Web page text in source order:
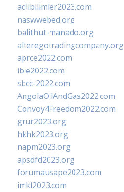
adlibilimler2023.com
naswwebed.org
balithut-manado.org
alteregotradingcompany.org
aprce2022.com
ibie2022.com
sbcc-2022.com
AngolaOilAndGas2022.com
Convoy4Freedom2022.com
grur2023.org
hkhk2023.org
napm2023.org
apsdfd2023.org
forumausape2023.com
imkl2023.com